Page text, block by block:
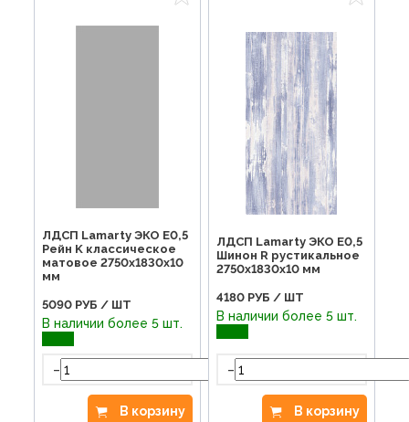
ЛДСП Lamarty ЭКО E0,5
Рейн K классическое
матовое 2750х1830х10
мм
5090 РУБ / ШТ
В наличии более 5 шт.
-
В корзину
ЛДСП Lamarty ЭКО E0,5
Шинон R рустикальное
2750х1830х10 мм
4180 РУБ / ШТ
В наличии более 5 шт.
-
В корзину